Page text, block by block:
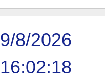
9/8/2026
16:02:19